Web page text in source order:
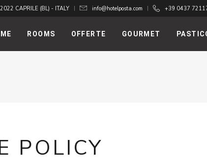
CAPRILE (BL) - ITALY info@hotelposta.com +39 0437
ROOMS OFFERTE GOURMET
POLICY